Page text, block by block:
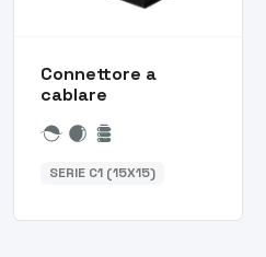
Connettore a
cablare
SERIE C1 (15X15)